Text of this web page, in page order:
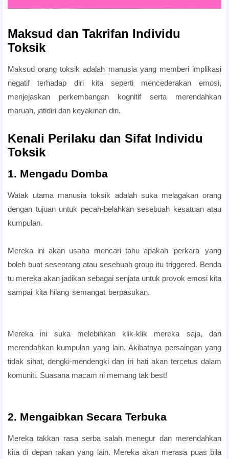
Maksud dan Takrifan Individu
Toksik
Maksud orang toksik adalah manusia yang memberi implikasi
negatif terhadap diri kita seperti mencederakan emosi,
menjejaskan perkembangan kognitif serta merendahkan
maruah, jatidiri dan keyakinan diri.
Kenali Perilaku dan Sifat Individu
Toksik
1. Mengadu Domba
Watak utama manusia toksik adalah suka melagakan orang
dengan tujuan untuk pecah-belahkan sesebuah kesatuan atau
kumpulan.
Mereka ini akan usaha mencari tahu apakah 'perkara' yang
boleh buat seseorang atau sesebuah group itu triggered. Benda
tu mereka akan jadikan sebagai senjata untuk provok emosi kita
sampai kita hilang semangat berpasukan.
Mereka ini suka melebihkan klik-klik mereka saja, dan
merendahkan kumpulan yang lain. Akibatnya persaingan yang
tidak sihat, dengki-mendengki dan iri hati akan tercetus dalam
komuniti. Suasana macam ni memang tak best!
2. Mengaibkan Secara Terbuka
Mereka takkan rasa serba salah menegur dan merendahkan
kita di depan rakan yang lain. Mereka akan merasa puas bila